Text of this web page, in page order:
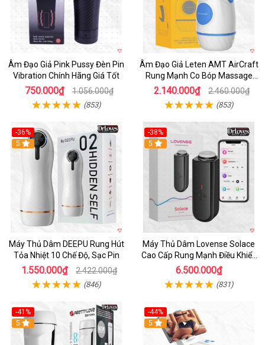
Âm Đạo Giả Pink Pussy Đèn Pin
Vibration Chính Hãng Giá Tốt
750.000₫ 1.056.000₫
(853)
Âm Đạo Giả Leten AMT AirCraft
Rung Mạnh Co Bóp Massage
Êm Ái
2.140.000₫ 2.460.000₫
(853)
-36%
Hot
5
Máy Thủ Dâm DEEPU Rung Hút
Tỏa Nhiệt 10 Chế Độ, Sạc Pin
1.550.000₫ 2.422.000₫
(846)
-38%
Hot
5
Máy Thủ Dâm Lovense Solace
Cao Cấp Rung Mạnh Điều Khiển
App
6.500.000₫
(831)
-41%
Hot
5
-44%
Hot
5